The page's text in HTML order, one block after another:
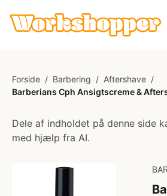
Forside / Barbering / Aftershave /
Barberians Cph Ansigtscreme &
Dele af indholdet på denne side
med hjælp fra AI.